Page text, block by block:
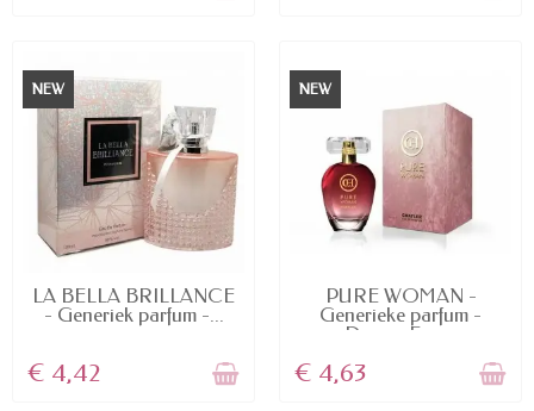
NEW
NIET OP VOORRAAD
LA BELLA BRILLANCE
- Generiek parfum -...
€ 4,42
NEW
NIET OP VOORRAAD
PURE WOMAN -
Generieke parfum -
Dupe - Eau...
€ 4,63